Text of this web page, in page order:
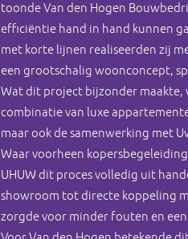
toonde Van den Hogen
efficiëntie hand in hand kunnen
met korte lijnen realiseerden zij
een grootschalig woonconcept,
Wat dit project bijzonder maakte,
combinatie van luxe
maar ook de samenwerking met
Waar voorheen
UHUW dit proces volledig uit
showroom tot directe koppeling
zorgde voor minder fouten en